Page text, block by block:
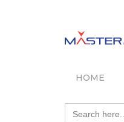
HOME
Search for: